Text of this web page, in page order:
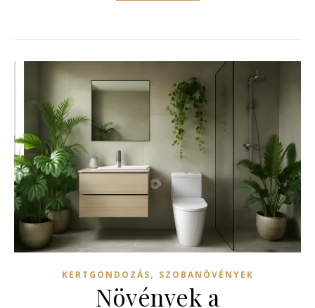
KERTGONDOZÁS, SZOBANÖVÉNYEK
Növények a